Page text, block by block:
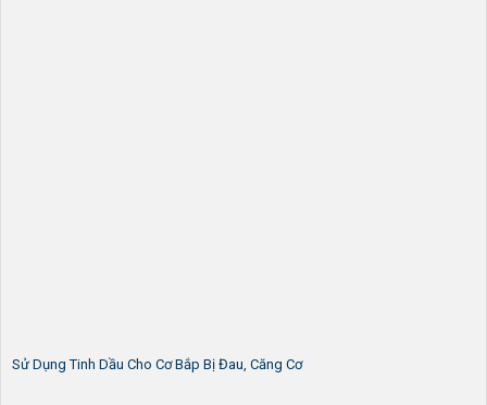
Sử Dụng Tinh Dầu Cho Cơ Bắp Bị Đau, Căng Cơ